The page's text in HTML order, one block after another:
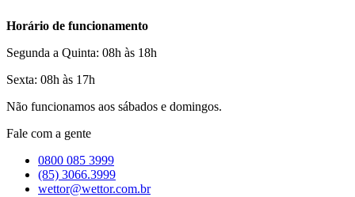
Horário de funcionamento
Segunda a Quinta: 08h às 18h
Sexta: 08h às 17h
Não funcionamos aos sábados e domingos.
Fale com a gente
0800 085 3999
(85) 3066.3999
wettor@wettor.com.br